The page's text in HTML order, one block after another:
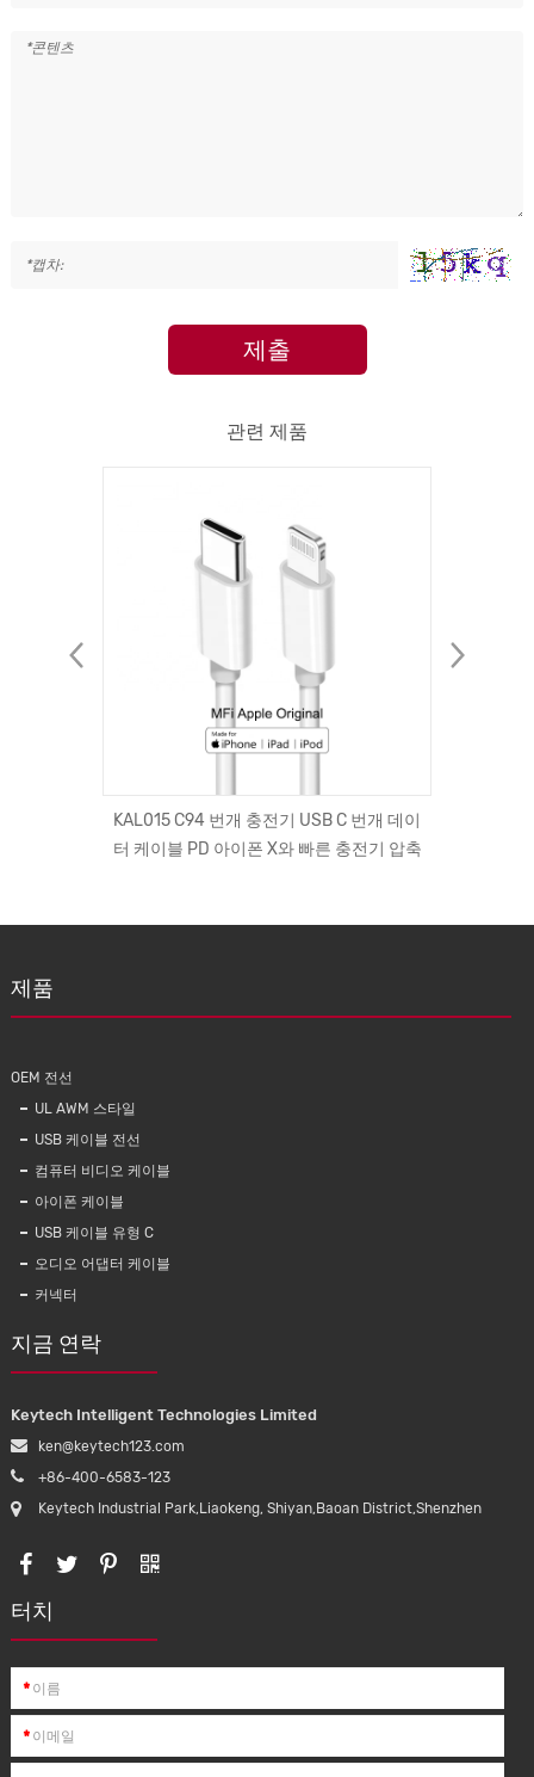
제출
관련 제품
KAL015 C94 번개 충전기 USB C 번개 데이
터 케이블 PD 아이폰 X와 빠른 충전기 압축
기 압축
UL1015 후크 업 와이어 좌초 구리 80 ℃
제품
OEM 전선
UL AWM 스타일
USB 케이블 전선
컴퓨터 비디오 케이블
아이폰 케이블
USB 케이블 유형 C
오디오 어댑터 케이블
커넥터
지금 연락
Keytech Intelligent Technologies Limited
ken@keytech123.com
+86-400-6583-123
Keytech Industrial Park,Liaokeng, Shiyan,Baoan District,Shenzhen
터치
*
*